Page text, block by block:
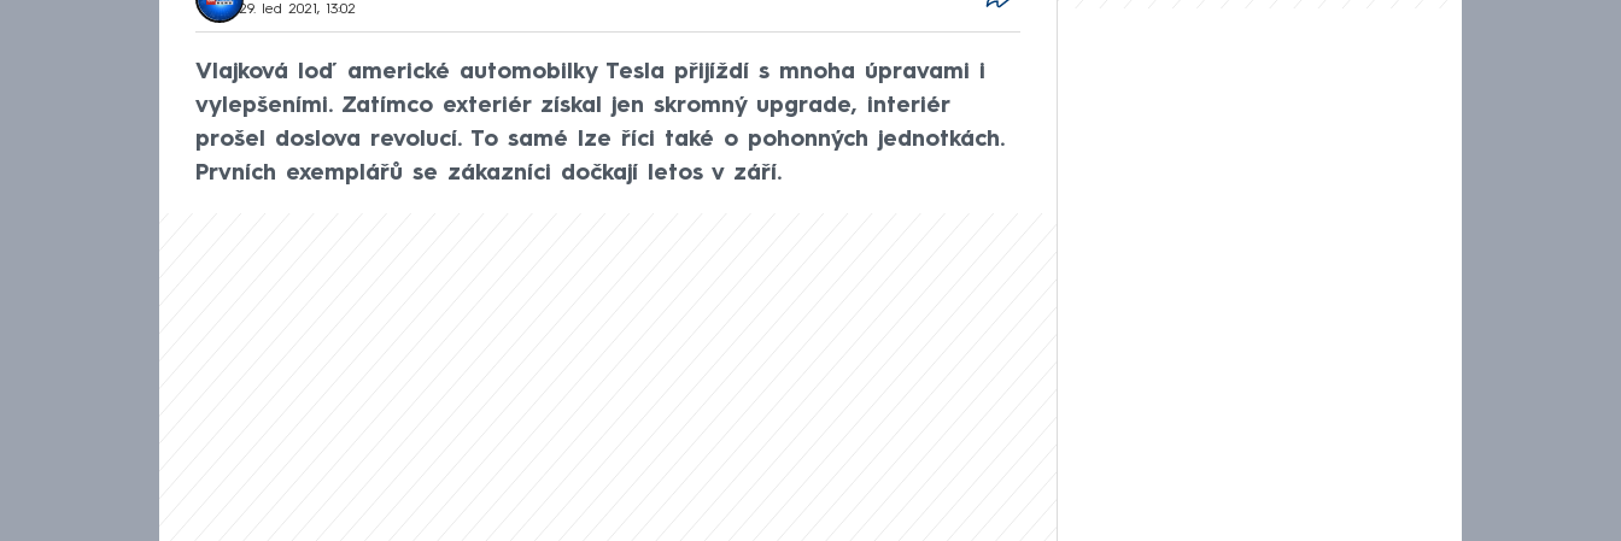
29. led 2021, 13:02
Vlajková loď americké automobilky Tesla přijíždí s mnoha úpravami i
vylepšeními. Zatímco exteriér získal jen skromný upgrade, interiér
prošel doslova revolucí. To samé lze říci také o pohonných jednotkách.
Prvních exemplářů se zákazníci dočkají letos v září.